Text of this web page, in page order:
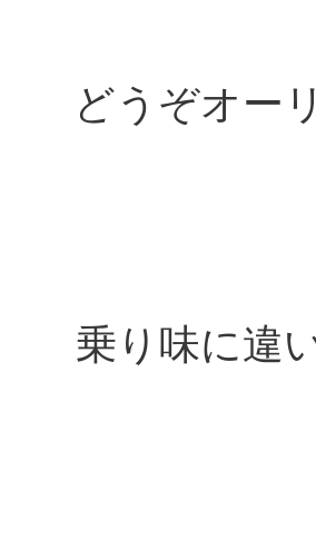
どうぞオー
乗り味に違